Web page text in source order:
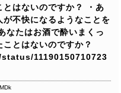
はないのですか？
・あ
不快になるようなことを
なたはお酒で酔いまくっ
とはないのですか？
11190150710723